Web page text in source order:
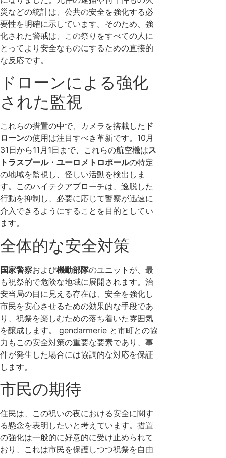
災などの統計は、公共の安全を強化する必
要性を明確に示しています。そのため、強
化された警戒は、この祭りをすべての人に
とってより安全なものにするための直接的
な反応です。
ドローンによる強化
された監視
これらの措置の中で、カメラを搭載した ド
ローンの使用は注目すべき革新です。10月
31日から11月1日まで、これらの航空機はス
トラスブール・ユーロメトロポールの特定
の地域を監視し、怪しい活動を検出しま
す。このハイテクアプローチは、逸脱した
行動を抑制し、必要に応じて警察が迅速に
介入できるようにすることを目的としてい
ます。
全体的な安全対策
国家警察および機動部隊のユニットが、最
も祝祭的で危険な地域に展開されます。治
安当局の目に見える存在は、安全を強化し
市民を安心させるための効果的な手段であ
り、祝祭を楽しむための落ち着いた雰囲気
を醸成します。 gendarmerie と市町との協
力もこの安全対策の重要な要素であり、事
件が発生した場合には協調的な対応を保証
します。
市民の期待
住民は、この祝いの夜における安全に関す
る懸念を表明したいと考えています。措置
の強化は一般的に好意的に受け止められて
おり、これは市民を保護しつつ祝祭を自由